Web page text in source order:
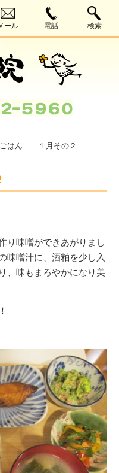
ール 電話 検索
ごはん １月その２
り味噌ができあがりまし
味噌汁に、酒粕を少し入
、味もまろやかになり美